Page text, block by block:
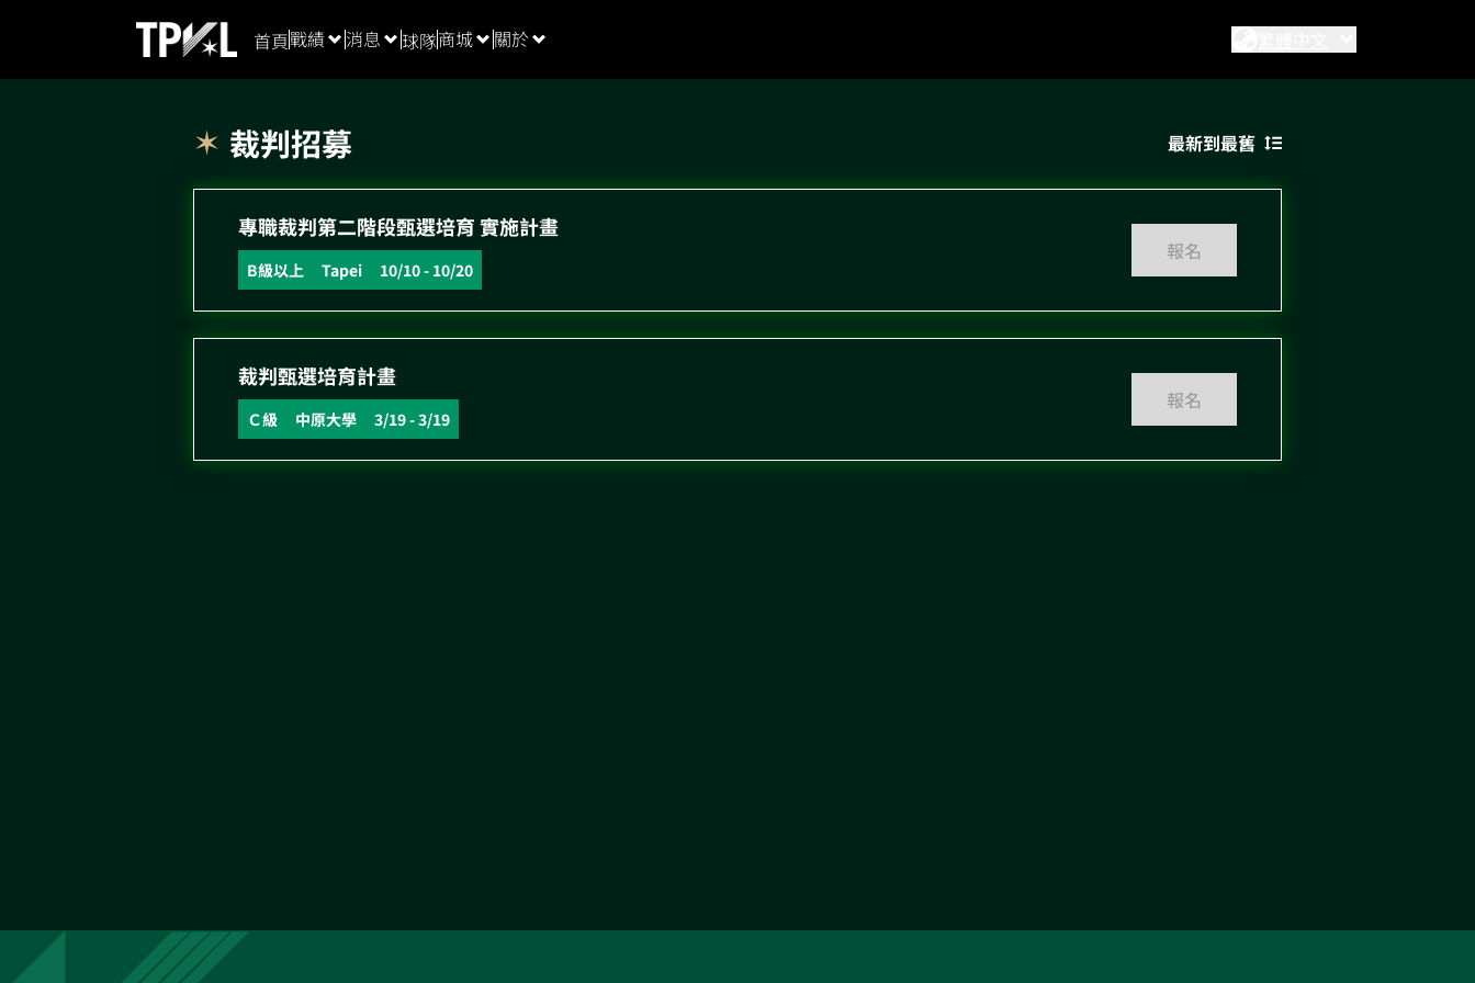
首頁戰績 消息 球隊商城 關於
裁判招募 最新到最舊
專職裁判第二階段甄選培育 實施計畫
B級以上 Tapei 10/10- 10/20
報名
裁判甄選培育計畫
Ｃ級 中原大學 3/19-3/19
報名